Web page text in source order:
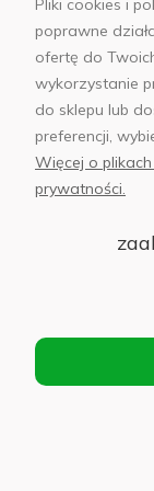
Moje konto
Informacje
Pliki cookies i
poprawne
ofertę do
wykorzystanie
do sklepu lub
preferencji,
Więcej o
prywatności.